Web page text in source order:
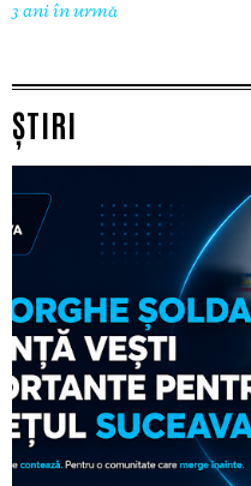
3 ani în urmă
ȘTIRI